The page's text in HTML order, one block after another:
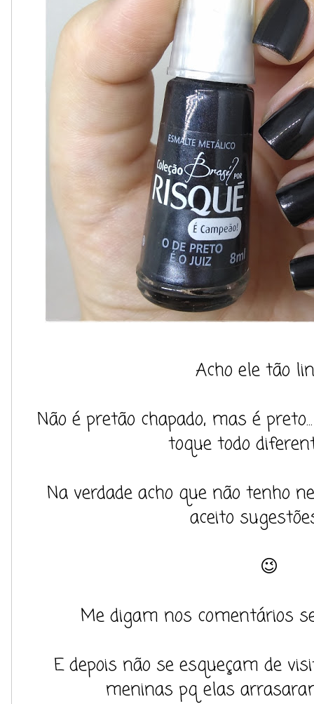
Acho ele tão
Não é pretão chapado, mas é
toque todo
Na verdade acho que não tenho
aceito
😉
Me digam nos comentários
E depois não se esqueçam de
meninas pq elas